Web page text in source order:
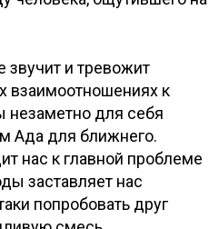
звучит и тревожит
взаимоотношениях к
незаметно для себя
Ада для ближнего.
нас к главной проблеме
заставляет нас
попробовать друг